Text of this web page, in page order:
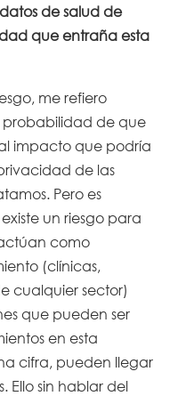
de salud de
que entraña esta
me refiero
de que
impacto que podría
de las
Pero es
un riesgo para
como
(clínicas,
cualquier sector)
que pueden ser
en esta
cifra, pueden llegar
Ello sin hablar del